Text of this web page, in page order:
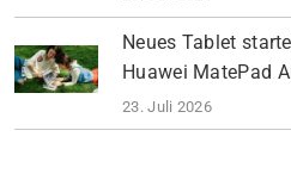
Neues Tablet
Huawei MatePad
23. Juli 2026